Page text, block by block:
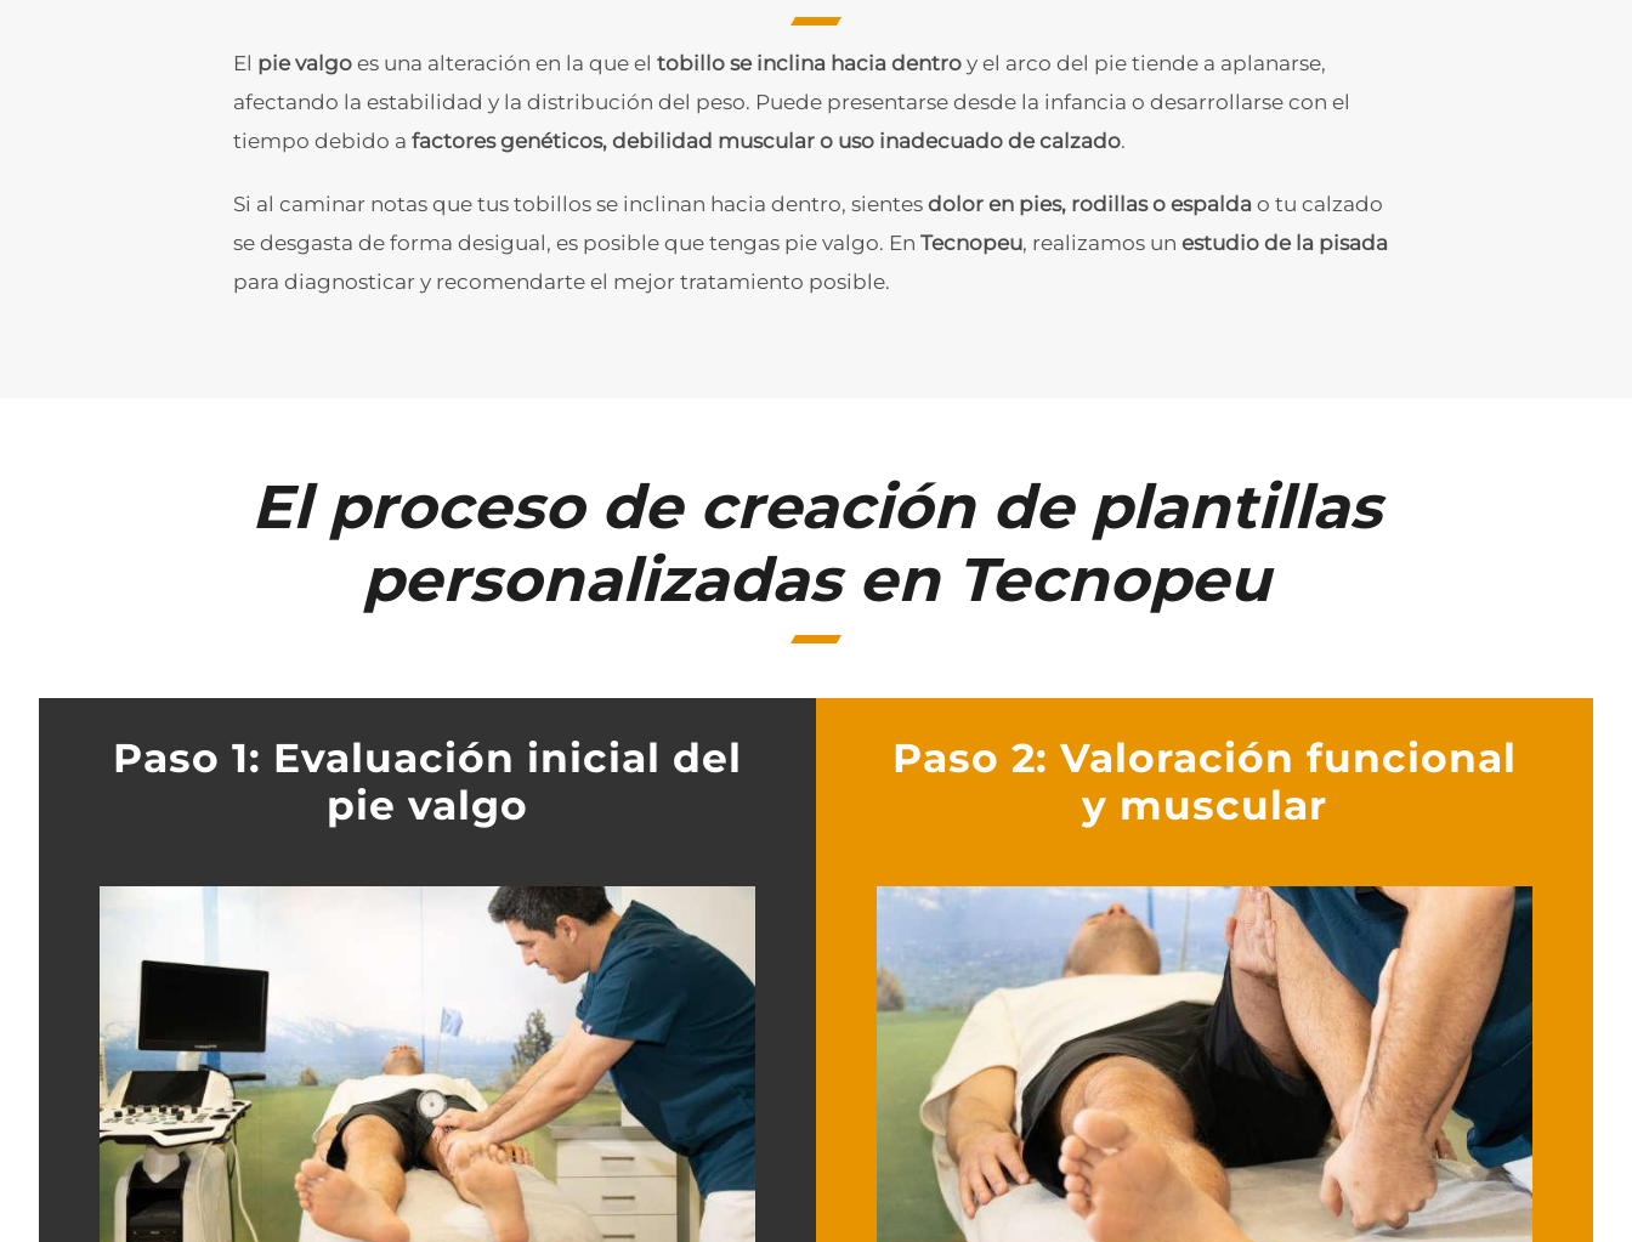
El pie valgo es una alteración en la que el tobillo se inclina hacia dentro y el arco del pie tiende a aplanarse,
afectando la estabilidad y la distribución del peso. Puede presentarse desde la infancia o desarrollarse con el
tiempo debido a factores genéticos, debilidad muscular o uso inadecuado de calzado.
Si al caminar notas que tus tobillos se inclinan hacia dentro, sientes dolor en pies, rodillas o espalda o tu calzado
se desgasta de forma desigual, es posible que tengas pie valgo. En Tecnopeu, realizamos un estudio de la pisada
para diagnosticar y recomendarte el mejor tratamiento posible.
El proceso de creación de plantillas
personalizadas en Tecnopeu
Paso 1: Evaluación inicial del
pie valgo
Paso 2: Valoración funcional
y muscular